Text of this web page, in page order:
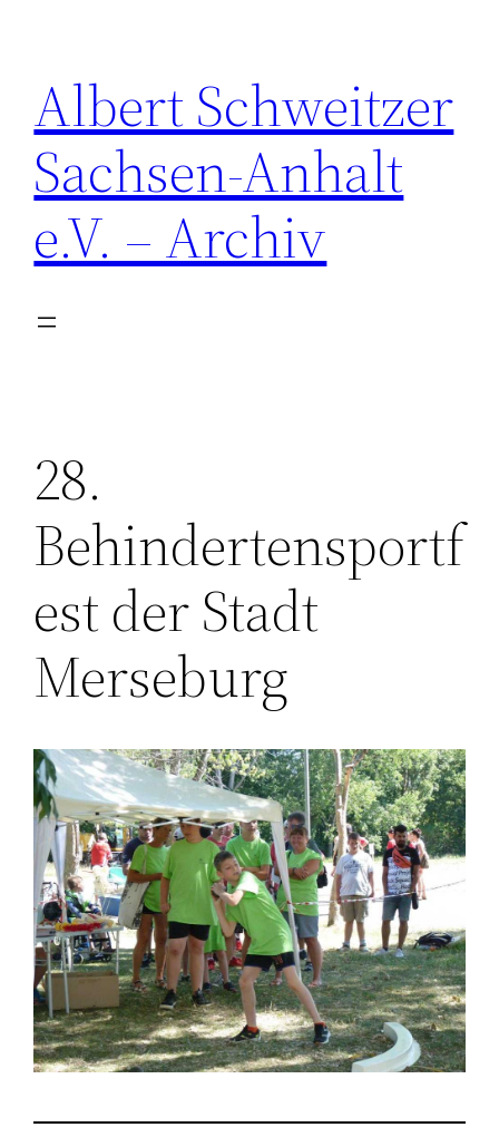
springen
Albert Schweitzer
Sachsen-Anhalt
e.V. – Archiv
28.
Behindertensportf
est der Stadt
Merseburg